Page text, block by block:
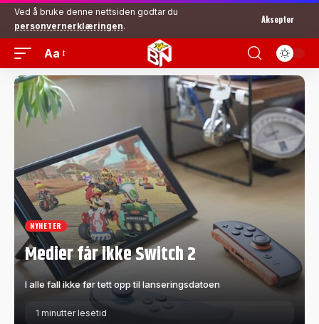
Ved å bruke denne nettsiden godtar du
personvernerklæringen.
Aksepter
Aa
NYHETER
Medier får ikke Switch 2
I alle fall ikke før tett opp til lanseringsdatoen
1 minutter lesetid